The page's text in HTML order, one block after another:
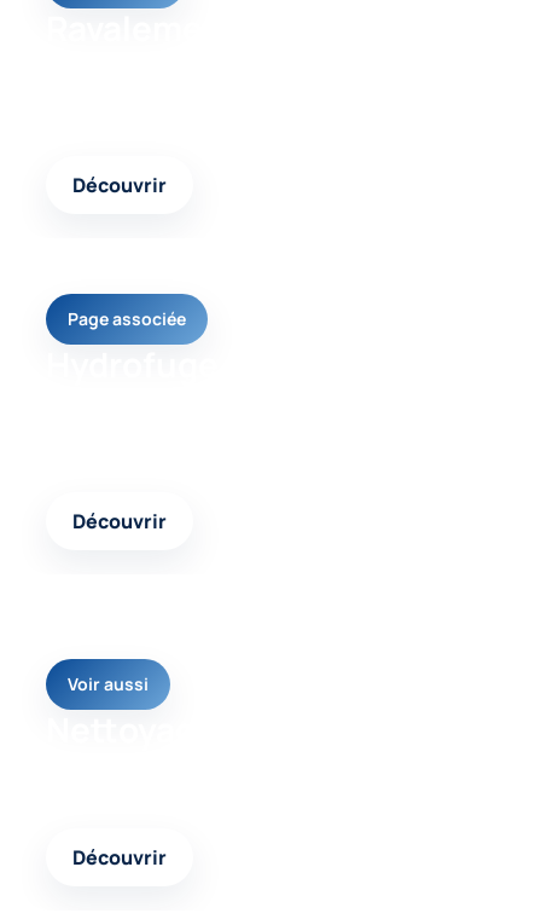
Découvrir
Page associée
Découvrir
Voir aussi
Découvrir